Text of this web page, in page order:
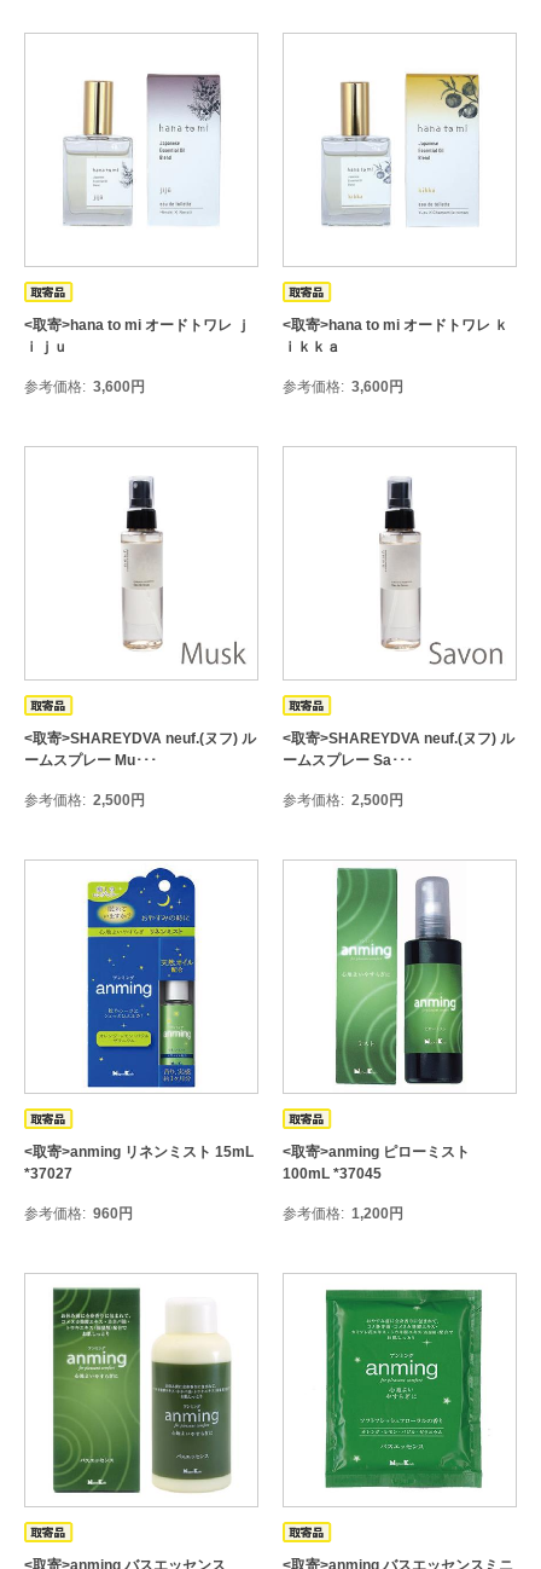
<取寄>hana to mi オードトワレ ｊ
ｉｊｕ
参考価格 3,600円
<取寄>hana to mi オードトワレ ｋ
ｉｋｋａ
参考価格 3,600円
<取寄>SHAREYDVA neuf.(ヌフ) ル
ームスプレー Mu･･･
参考価格 2,500円
<取寄>SHAREYDVA neuf.(ヌフ) ル
ームスプレー Sa･･･
参考価格 2,500円
<取寄>anming リネンミスト 15mL
*37027
参考価格 960円
<取寄>anming ピローミスト
100mL *37045
参考価格 1,200円
<取寄>anming バスエッセンス <取寄>anming バスエッセンスミニ